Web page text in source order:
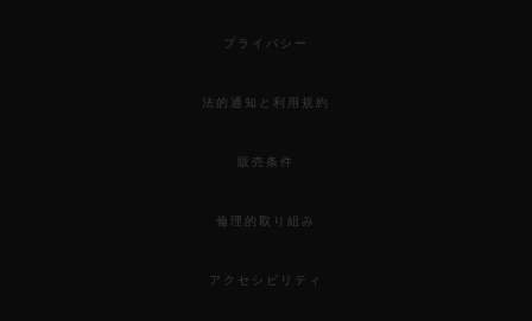
プライバシー
法的通知と利用規約
販売条件
倫理的取り組み
アクセシビリティ